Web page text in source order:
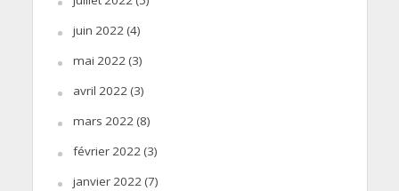
juin 2022(4)
mai 2022(3)
avril 2022(3)
mars 2022(8)
février 2022(3)
janvier 2022(7)